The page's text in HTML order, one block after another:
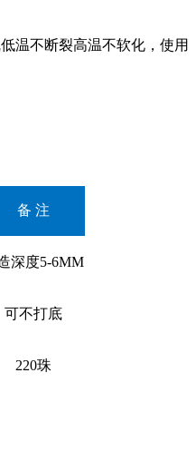
温不断裂高温不软化，使用
备 注
深度5-6MM
可不打底
220珠